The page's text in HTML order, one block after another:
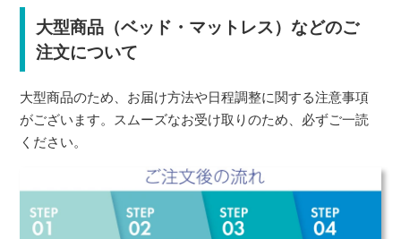
大型商品（ベッド・マットレス）などのご
注文について
大型商品のため、お届け方法や日程調整に関する注意事項
がございます。スムーズなお受け取りのため、必ずご一読
ください。